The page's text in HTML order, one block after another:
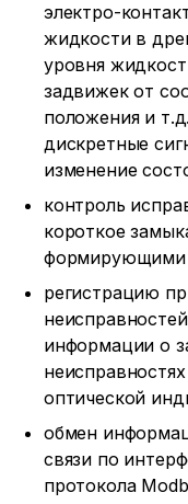
электро-
жидкости в
уровня
задвижек от
положения и
дискретные
изменение
контроль
короткое
формирующими
регистрацию
информации о
оптической
обмен
связи по
протокола